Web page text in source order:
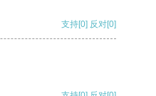
支持[0] 反对[0]